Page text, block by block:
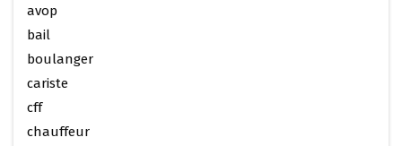
avop
bail
boulanger
cariste
cff
chauffeur